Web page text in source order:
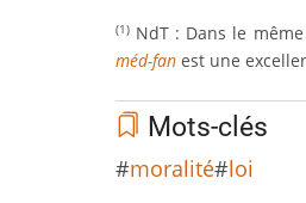
(1) NdT : Dans le
méd-fan est une
Mots-clés
moralité loi